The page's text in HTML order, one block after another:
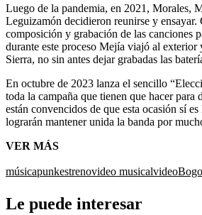
Luego de la pandemia, en 2021, Morales,
Leguizamón decidieron reunirse y ensayar.
composición y grabación de las canciones
durante este proceso Mejía viajó al
Sierra, no sin antes dejar grabadas las
En octubre de 2023 lanza el sencillo
toda la campaña que tienen que hacer
están convencidos de que esta ocasión sí
lograrán mantener unida la banda por
VER MÁS
músicapunkestrenovideo musicalvideo
Le puede interesar